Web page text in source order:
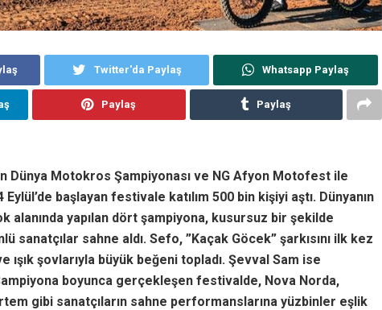
Twitter'da Paylaş Whatsapp Paylaş
Paylaş Paylaş
Dünya Motokros Şampiyonası ve NG Afyon Motofest ile
başlayan festivale katılım 500 bin kişiyi aştı. Dünyanın
alanında yapılan dört şampiyona, kusursuz bir şekilde
sahne aldı. Sefo, ”Kaçak Göcek” şarkısını ilk kez
şovlarıyla büyük beğeni topladı. Şevval Sam ise
boyunca gerçekleşen festivalde, Nova Norda,
gibi sanatçıların sahne performanslarına yüzbinler eşlik